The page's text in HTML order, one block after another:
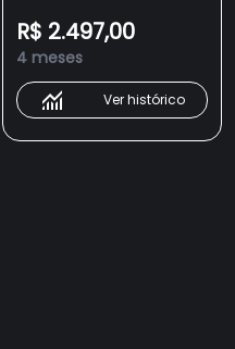
R$ 2.497,00
4 meses
Ver histórico